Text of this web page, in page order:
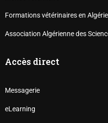
Formations vétérinaires en Algérie
Association Algérienne des
Accès direct
Messagerie
eLearning